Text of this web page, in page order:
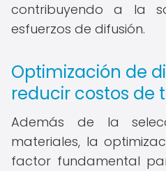
contribuyendo a la
esfuerzos de difusión.
Optimización de
reducir costos de
Además de la
materiales, la
factor fundamental